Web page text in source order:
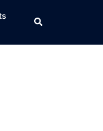
Rechercher